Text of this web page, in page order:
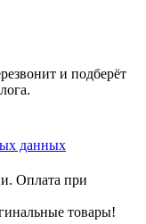
и подберёт
данных
Оплата при
товары!